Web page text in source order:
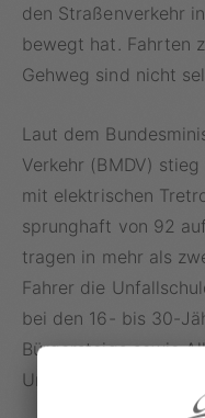
den Straßenverkehr
bewegt hat. Fahrten
Gehweg sind nicht
Laut dem
Verkehr (BMDV)
mit elektrischen
sprunghaft von 92
tragen in mehr als
Fahrer die
bei den 16- bis 30-
Bürgersteigs sowie
Unfallursachen.